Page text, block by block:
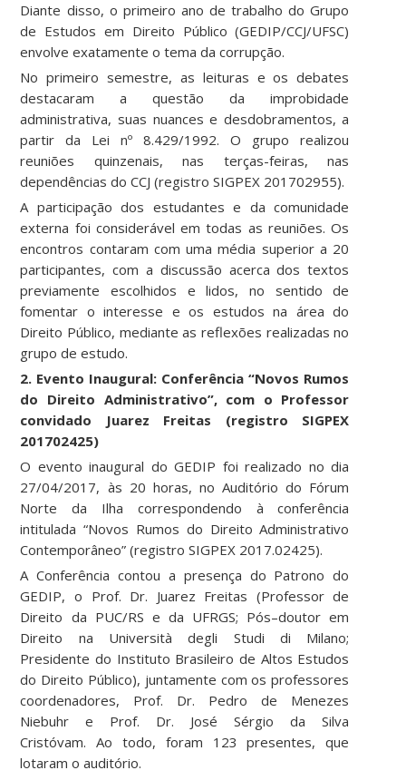
Diante disso, o primeiro ano de trabalho do Grupo
de Estudos em Direito Público (GEDIP/CCJ/UFSC)
envolve exatamente o tema da corrupção.
No primeiro semestre, as leituras e os debates
destacaram a questão da improbidade
administrativa, suas nuances e desdobramentos, a
partir da Lei nº 8.429/1992. O grupo realizou
reuniões quinzenais, nas terças-feiras, nas
dependências do CCJ (registro SIGPEX 201702955).
A participação dos estudantes e da comunidade
externa foi considerável em todas as reuniões. Os
encontros contaram com uma média superior a 20
participantes, com a discussão acerca dos textos
previamente escolhidos e lidos, no sentido de
fomentar o interesse e os estudos na área do
Direito Público, mediante as reflexões realizadas no
grupo de estudo.
2. Evento Inaugural: Conferência “Novos Rumos
do Direito Administrativo”, com o Professor
convidado Juarez Freitas (registro SIGPEX
201702425)
O evento inaugural do GEDIP foi realizado no dia
27/04/2017, às 20 horas, no Auditório do Fórum
Norte da Ilha correspondendo à conferência
intitulada “Novos Rumos do Direito Administrativo
Contemporâneo” (registro SIGPEX 2017.02425).
A Conferência contou a presença do Patrono do
GEDIP, o Prof. Dr. Juarez Freitas (Professor de
Direito da PUC/RS e da UFRGS; Pós–doutor em
Direito na Università degli Studi di Milano;
Presidente do Instituto Brasileiro de Altos Estudos
do Direito Público), juntamente com os professores
coordenadores, Prof. Dr. Pedro de Menezes
Niebuhr e Prof. Dr. José Sérgio da Silva
Cristóvam. Ao todo, foram 123 presentes, que
lotaram o auditório.